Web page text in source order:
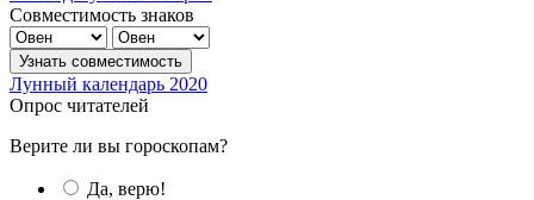
Совместимость знаков
Лунный календарь 2020
Опрос читателей
Верите ли вы гороскопам?
Да, верю!